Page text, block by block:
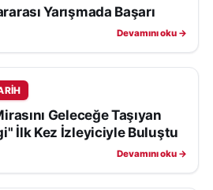
Yarışmada Başarı
Devamını oku →
Geleceğe Taşıyan
İlk Kez İzleyiciyle Buluştu
Devamını oku →